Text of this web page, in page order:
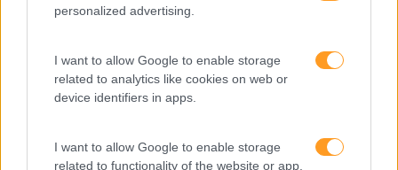
personalized advertising.
I want to allow Google to enable storage
related to analytics like cookies on web or
device identifiers in apps.
I want to allow Google to enable storage
related to functionality of the website or app.
Pessoas
Recursos Humanos
Sustentabilidade